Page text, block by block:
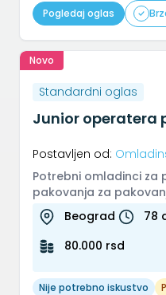
Pogledaj oglas
Novo
Standardni oglas
Junior operatera
Postavljen od:
Potrebni omladinci za
pakovanja za
trake, pravljenja kutija i
Beograd
78
80.000 rsd
Nije potrebno iskustvo